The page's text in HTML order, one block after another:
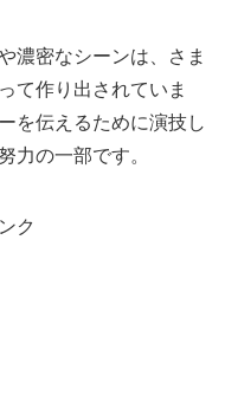
濃密なシーンは、さま
て作り出されていま
を伝えるために演技し
力の一部です。
ク